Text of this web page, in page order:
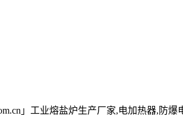
」工业熔盐炉生产厂家,电加热器,防